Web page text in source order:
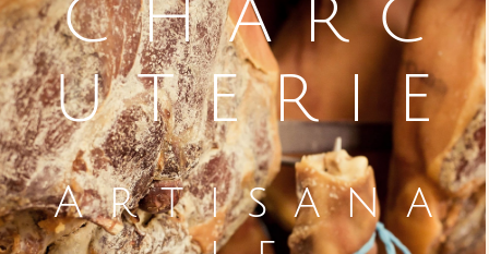
SOURIS
BLANCHE • LA
CASA
MANIGOD